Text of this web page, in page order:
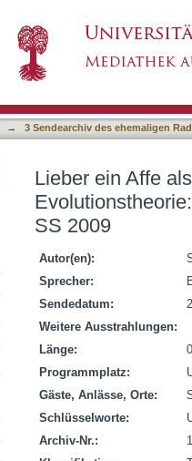
Generale, SS
→ 3 Sendearchiv des ehemaligen
Lieber ein Affe
SS 2009
Autor(en):
Sprecher:
Sendedatum:
Weitere Ausstrahlungen:
Länge:
Programmplatz:
Gäste, Anlässe, Orte:
Schlüsselworte:
Archiv-Nr.: